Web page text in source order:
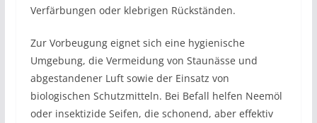
Verfärbungen oder klebrigen Rückständen.
Zur Vorbeugung eignet sich eine hygienische
Umgebung, die Vermeidung von Staunässe und
abgestandener Luft sowie der Einsatz von
biologischen Schutzmitteln. Bei Befall helfen Neemöl
oder insektizide Seifen, die schonend, aber effektiv